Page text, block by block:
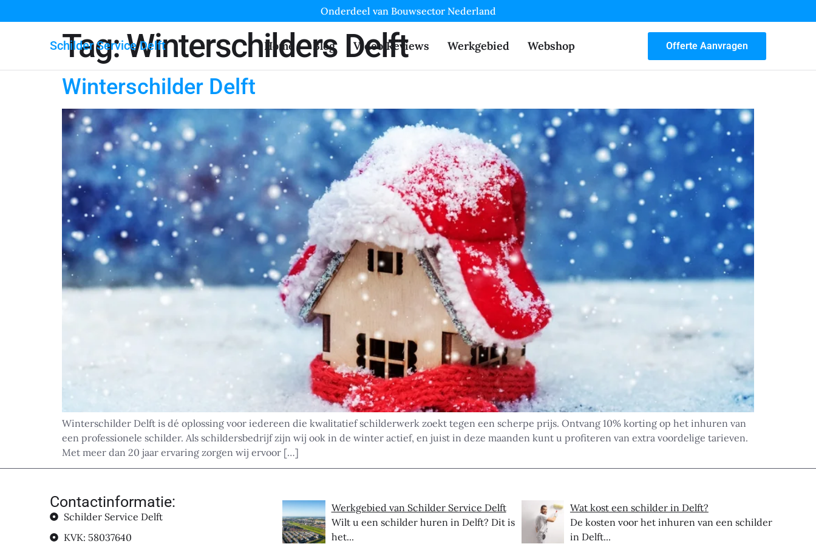
Onderdeel van Bouwsector Nederland
Schilder Service Delft Home Blog Video Reviews Werkgebied Webshop Offerte Aanvragen
Tag:Winterschilders Delft
Winterschilder Delft
Winterschilder Delft is dé oplossing voor iedereen die kwalitatief schilderwerk zoekt tegen een scherpe prijs. Ontvang 10% korting op het inhuren van
een professionele schilder. Als schildersbedrijf zijn wij ook in de winter actief, en juist in deze maanden kunt u profiteren van extra voordelige tarieven.
Met meer dan 20 jaar ervaring zorgen wij ervoor […]
Contactinformatie:
Schilder Service Delft
KVK: 58037640
Werkgebied van Schilder Service Delft
Wilt u een schilder huren in Delft? Dit is
het...
Wat kost een schilder in Delft?
De kosten voor het inhuren van een schilder
in Delft...